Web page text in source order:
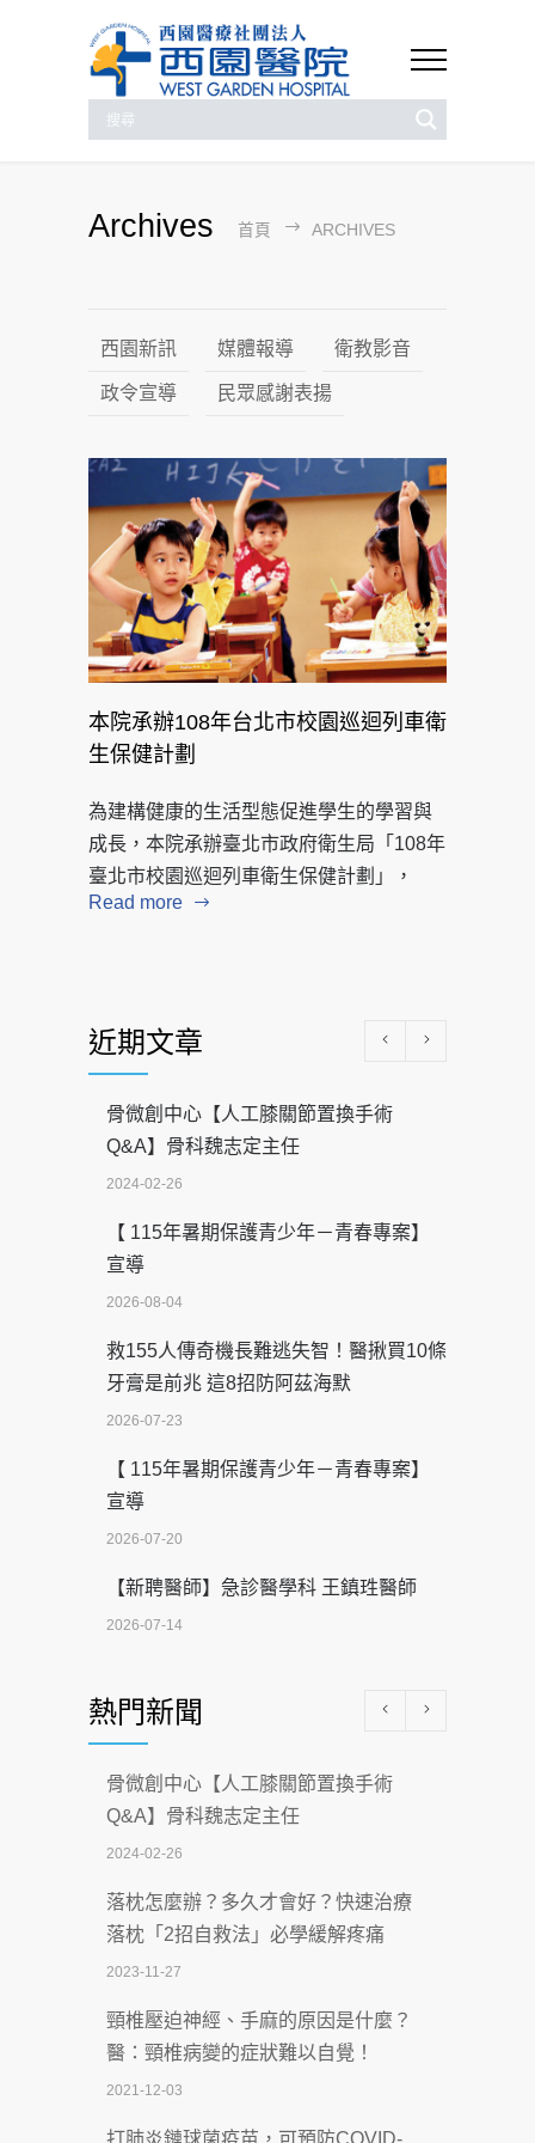
Archives 首頁 ARCHIVES
西園新訊 媒體報導 衛教影音
政令宣導 民眾感謝表揚
本院承辦108年台北市校園巡迴列車衛
生保健計劃
為建構健康的生活型態促進學生的學習與
成長，本院承辦臺北市政府衛生局「108年
臺北市校園巡迴列車衛生保健計劃」，
Read more
近期文章
骨微創中心【人工膝關節置換手術
Q&A】骨科魏志定主任
2024-02-26
【 115年暑期保護青少年－青春專案】
宣導
2026-08-04
救155人傳奇機長難逃失智！醫揪買10條
牙膏是前兆 這8招防阿茲海默
2026-07-23
【 115年暑期保護青少年－青春專案】
宣導
2026-07-20
【新聘醫師】急診醫學科 王鎮珄醫師
2026-07-14
科能量
2026-07-08
沒菸酒也瀕臨洗腎？65歲男靠「這習
慣」逆轉腎功能 醫揭3招救命
2026-07-08
體溫飆破41度！醫連收兩例中暑病例：
致死率達8成
2026-07-07
深耕萬華55年 西園醫院回顧發展歷程與
智慧 醫療布局
2026-07-06
熱門新聞
骨微創中心【人工膝關節置換手術
Q&A】骨科魏志定主任
2024-02-26
落枕怎麼辦？多久才會好？快速治療
落枕「2招自救法」必學緩解疼痛
2023-11-27
頸椎壓迫神經、手麻的原因是什麼？
醫：頸椎病變的症狀難以自覺！
2021-12-03
打肺炎鏈球菌疫苗，可預防COVID-